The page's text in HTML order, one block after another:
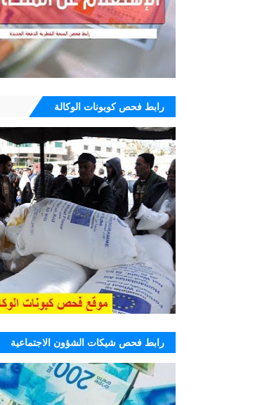
رابط فحص كوبونات الوكالة
رابط فحص شيكات الشؤون الاجتماعية